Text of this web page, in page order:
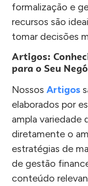
formalização e
recursos são
tomar decisões
Artigos:
para o Seu
Nossos Artigos
elaborados por
ampla variedade
diretamente o
estratégias de
de gestão
conteúdo